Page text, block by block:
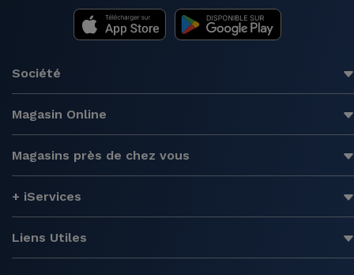
Société
Magasin Online
Magasins près de chez vous
+ iServices
Liens Utiles